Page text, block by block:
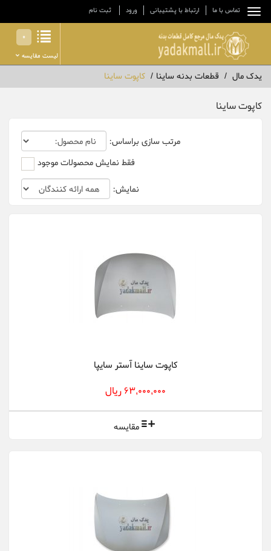
تماس با ما ارتباط با پشتیبانی ورود ثبت نام
0
لیست مقایسه
یدک مال قطعات بدنه ساینا کاپوت ساینا
کاپوت ساینا
مرتب سازی براساس:
فقط نمایش محصولات موجود
نمایش:
کاپوت ساینا آستر سایپا
63,000,000 ریال
مقایسه